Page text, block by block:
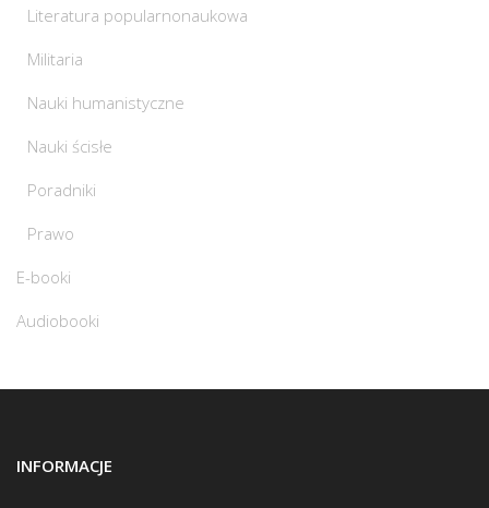
Literatura popularnonaukowa
Militaria
Nauki humanistyczne
Nauki ścisłe
Poradniki
Prawo
E-booki
Audiobooki
INFORMACJE